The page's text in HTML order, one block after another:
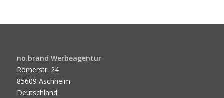
no.brand Werbeagentur
Römerstr. 24
85609 Aschheim
Deutschland